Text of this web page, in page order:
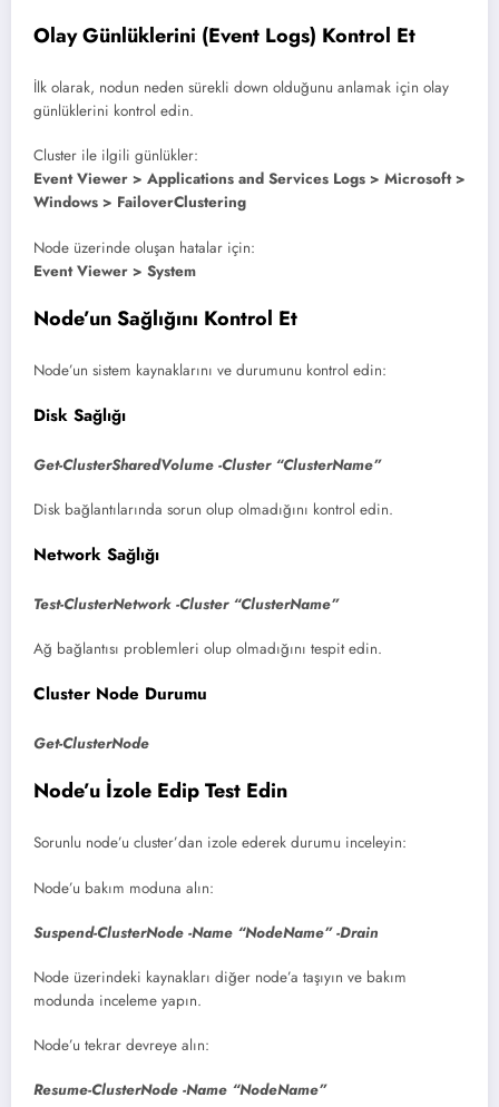
Olay Günlüklerini (Event Logs) Kontrol Et
İlk olarak, nodun neden sürekli down olduğunu anlamak için olay
günlüklerini kontrol edin.
Cluster ile ilgili günlükler:
Event Viewer > Applications and Services Logs > Microsoft >
Windows > FailoverClustering
Node üzerinde oluşan hatalar için:
Event Viewer > System
Node’un Sağlığını Kontrol Et
Node’un sistem kaynaklarını ve durumunu kontrol edin:
Disk Sağlığı
Get-ClusterSharedVolume -Cluster “ClusterName”
Disk bağlantılarında sorun olup olmadığını kontrol edin.
Network Sağlığı
Test-ClusterNetwork -Cluster “ClusterName”
Ağ bağlantısı problemleri olup olmadığını tespit edin.
Cluster Node Durumu
Get-ClusterNode
Node’u İzole Edip Test Edin
Sorunlu node’u cluster’dan izole ederek durumu inceleyin:
Node’u bakım moduna alın:
Suspend-ClusterNode -Name “NodeName” -Drain
Node üzerindeki kaynakları diğer node’a taşıyın ve bakım
modunda inceleme yapın.
Node’u tekrar devreye alın:
Resume-ClusterNode -Name “NodeName”